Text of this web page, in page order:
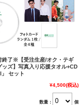
了※【受注生産/オク・テギ
ッズ】写真入り応援タオル+CD
」 セット
¥4,500(税込)
数量： 個